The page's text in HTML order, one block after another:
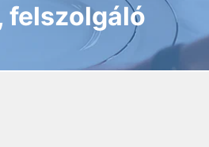
felszolgáló